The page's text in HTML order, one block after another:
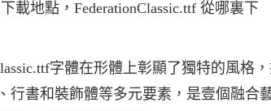
載地點，FederationClassic.ttf 從哪裏下
字體在形體上彰顯了獨特的風格
行書和裝飾體等多元要素，是壹個融合